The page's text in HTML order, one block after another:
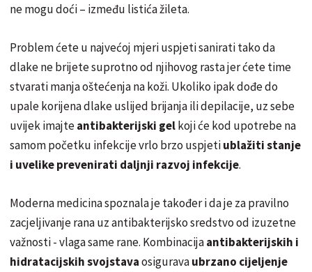
ne mogu doći – između listića žileta.
Problem ćete u najvećoj mjeri uspjeti sanirati tako da
dlake ne brijete suprotno od njihovog rasta jer ćete time
stvarati manja oštećenja na koži. Ukoliko ipak dođe do
upale korijena dlake uslijed brijanja ili depilacije, uz sebe
uvijek imajteantibakterijski gelkoji će kod upotrebe na
samom početku infekcije vrlo brzo uspjetiublažiti stanje
i uvelike prevenirati daljnji razvoj infekcije.
Moderna medicina spoznala je također i da je za pravilno
zacjeljivanje rana uz antibakterijsko sredstvo od izuzetne
važnosti - vlaga same rane. Kombinacijaantibakterijskih i
hidratacijskih svojstavaosiguravaubrzano cijeljenje